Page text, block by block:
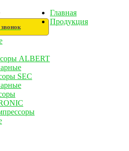
Главная
Продукция
ALBERT
SEC